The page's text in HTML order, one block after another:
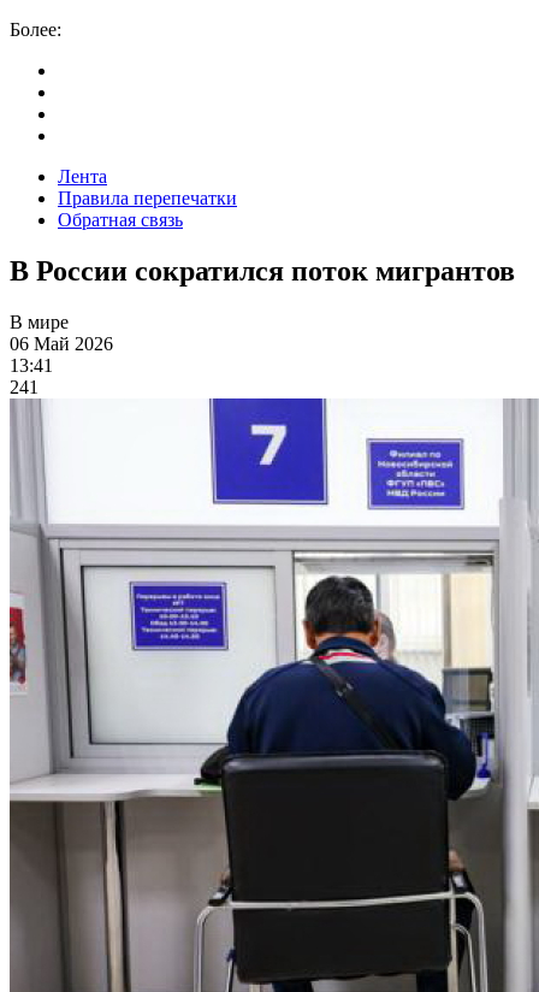
Более:
Лента
Правила перепечатки
Обратная связь
В России сократился поток мигрантов
В мире
06 Май 2026
13:41
241